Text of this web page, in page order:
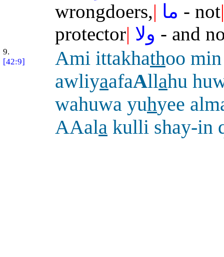
wrongdoers,| ما - not|
protector| ولا - and
9.
[42:9]
Ami ittakhathoo
awliyaafaAllahu
wahuwa yuhyee
AAala kulli shay-in